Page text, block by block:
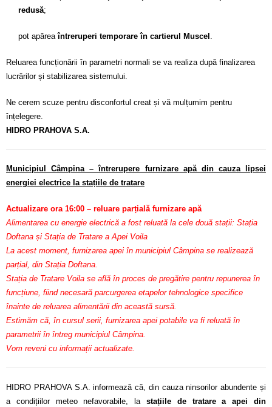
redusă;
pot apăreaîntreruperi temporare în cartierul Muscel
Reluarea funcționării în parametri normali se va realiza după finalizarea
lucrărilor și stabilizarea sistemului.
Ne cerem scuze pentru disconfortul creat și vă mulțumim pentru
înțelegere.
HIDRO PRAHOVA S.A.
Municipiul Câmpina – întrerupere furnizare apă din cauza lipsei
energiei electrice la stațiile de tratare
Actualizare ora 16:00 – reluare parțială furnizare apă
Alimentarea cu energie electrică a fost reluată la cele două stații: Stația
Doftana și Stația de Tratare a Apei Voila
La acest moment, furnizarea apei în municipiul Câmpina se realizează
parțial, din Stația Doftana.
Stația de Tratare Voila se află în proces de pregătire pentru repunerea în
funcțiune, fiind necesară parcurgerea etapelor tehnologice specifice
înainte de reluarea alimentării din această sursă.
Estimăm că, în cursul serii, furnizarea apei potabile va fi reluată în
parametrii în întreg municipiul Câmpina.
Vom reveni cu informații actualizate.
HIDRO PRAHOVA S.A. informează că, din cauza ninsorilor abundente și
a condițiilor meteo nefavorabile, la stațiile de tratare a apei din